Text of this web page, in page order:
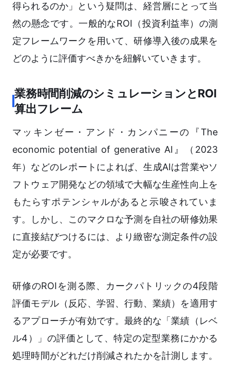
得られるのか」という疑問は、経営層にとって当
然の懸念です。一般的なROI（投資利益率）の測
定フレームワークを用いて、研修導入後の成果を
どのように評価すべきかを紐解いていきます。
業務時間削減のシミュレーションとROI
算出フレーム
マッキンゼー・アンド・カンパニーの『The
economic potential of generative AI』（2023
年）などのレポートによれば、生成AIは営業やソ
フトウェア開発などの領域で大幅な生産性向上を
もたらすポテンシャルがあると示唆されていま
す。しかし、このマクロな予測を自社の研修効果
に直接結びつけるには、より緻密な測定条件の設
定が必要です。
研修のROIを測る際、カークパトリックの4段階
評価モデル（反応、学習、行動、業績）を適用す
るアプローチが有効です。最終的な「業績（レベ
ル4）」の評価として、特定の定型業務にかかる
処理時間がどれだけ削減されたかを計測します。